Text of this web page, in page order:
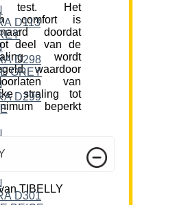
test. Het
comfort is
doordat
deel van de
wordt
waardoor
van
straling tot
beperkt
TIBELLY